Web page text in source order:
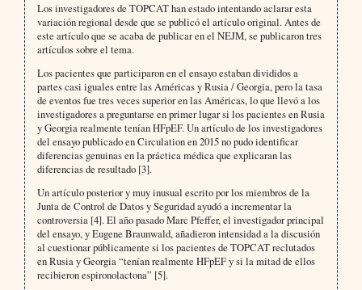
Los investigadores de TOPCAT han estado intentando aclarar esta
variación regional desde que se publicó el artículo original. Antes de
este artículo que se acaba de publicar en el NEJM, se publicaron tres
artículos sobre el tema.
Los pacientes que participaron en el ensayo estaban divididos a
partes casi iguales entre las Américas y Rusia / Georgia, pero la tasa
de eventos fue tres veces superior en las Américas, lo que llevó a los
investigadores a preguntarse en primer lugar si los pacientes en Rusia
y Georgia realmente tenían HFpEF. Un artículo de los investigadores
del ensayo publicado en Circulation en 2015 no pudo identificar
diferencias genuinas en la práctica médica que explicaran las
diferencias de resultado [3].
Un artículo posterior y muy inusual escrito por los miembros de la
Junta de Control de Datos y Seguridad ayudó a incrementar la
controversia [4]. El año pasado Marc Pfeffer, el investigador principal
del ensayo, y Eugene Braunwald, añadieron intensidad a la discusión
al cuestionar públicamente si los pacientes de TOPCAT reclutados
en Rusia y Georgia “tenían realmente HFpEF y si la mitad de ellos
recibieron espironolactona” [5].